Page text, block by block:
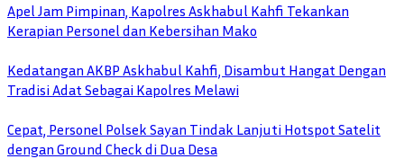
Apel Jam Pimpinan, Kapolres Askhabul Kahfi Tekankan
Kerapian Personel dan Kebersihan Mako
Kedatangan AKBP Askhabul Kahfi, Disambut Hangat Dengan
Tradisi Adat Sebagai Kapolres Melawi
Cepat, Personel Polsek Sayan Tindak Lanjuti Hotspot Satelit
dengan Ground Check di Dua Desa